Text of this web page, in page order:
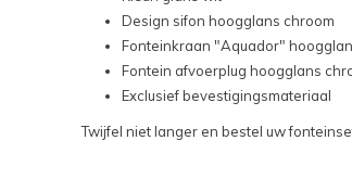
Design sifon hoogglans chroom
Fonteinkraan "Aquador"
Fontein afvoerplug hoogglans
Exclusief bevestigingsmateriaal
Twijfel niet langer en bestel uw